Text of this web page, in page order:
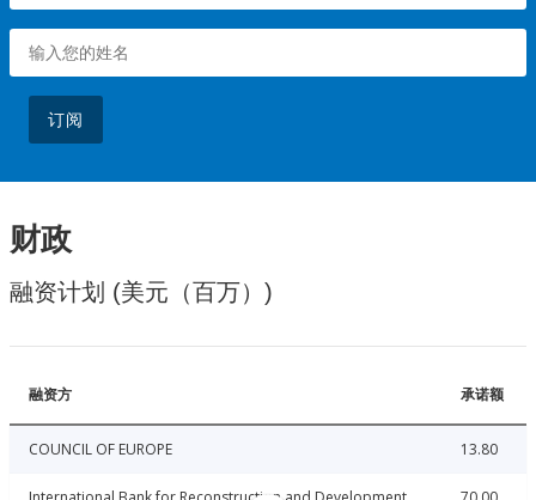
订阅
财政
融资计划 (美元（百万）)
融资方 承诺额
COUNCIL OF EUROPE 13.80